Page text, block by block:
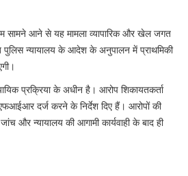
सामने आने से यह मामला व्यापारिक और खेल जगत
पुलिस न्यायालय के आदेश के अनुपालन में प्राथमिकी
प्रक्रिया के अधीन है। आरोप शिकायतकर्ता
दर्ज करने के निर्देश दिए हैं। आरोपों की
और न्यायालय की आगामी कार्यवाही के बाद ही